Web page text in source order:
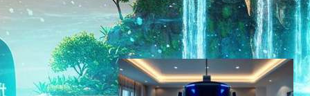
イトラッキング機能で差別化
VR/ARニュース
2025年1月17日15:28